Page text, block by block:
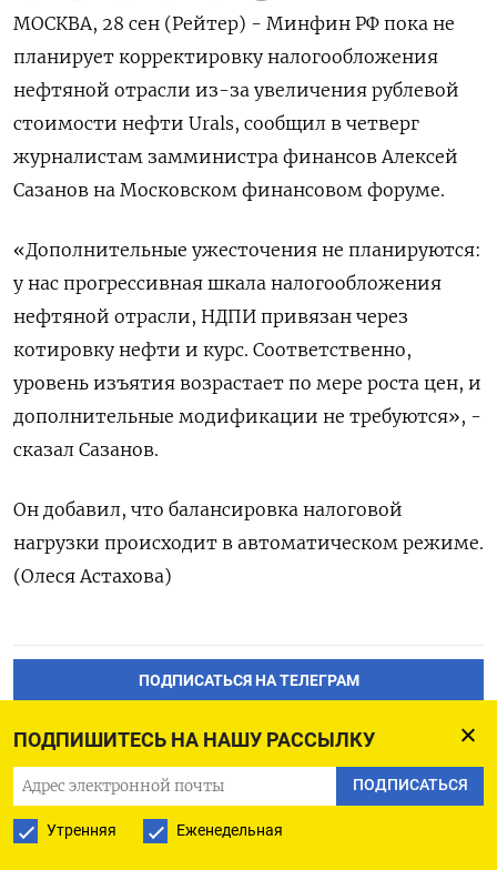
ПОДПИШИТЕСЬ НА НАШУ РАССЫЛКУ
ПОДПИСАТЬСЯ
Утренняя Еженедельная
МОСКВА, 28 сен (Рейтер) - Минфин РФ пока не
планирует корректировку налогообложения
нефтяной отрасли из-за увеличения рублевой
стоимости нефти Urals, сообщил в четверг
журналистам замминистра финансов Алексей
Сазанов на Московском финансовом форуме.
«Дополнительные ужесточения не планируются:
у нас прогрессивная шкала налогообложения
нефтяной отрасли, НДПИ привязан через
котировку нефти и курс. Соответственно,
уровень изъятия возрастает по мере роста цен, и
дополнительные модификации не требуются», -
сказал Сазанов.
Он добавил, что балансировка налоговой
нагрузки происходит в автоматическом режиме.
(Олеся Астахова)
ПОДПИСАТЬСЯ НА ТЕЛЕГРАМ
ПОДПИСАТЬСЯ В GOOGLE